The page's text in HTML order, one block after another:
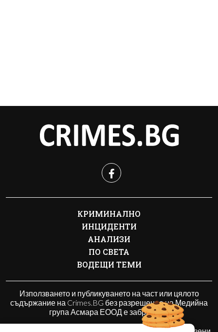
КРИМИНАЛНО
ИНЦИДЕНТИ
АНАЛИЗИ
ПО СВЕТА
ВОДЕЩИ ТЕМИ
Използването и публикуването на част или цялото
съдържание на Crimes.BG без разрешение на Медийна
група Асмара ЕООД е забранено.